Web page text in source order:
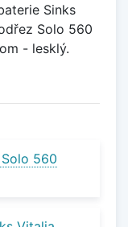
Sinks
Solo 560
- lesklý.
560